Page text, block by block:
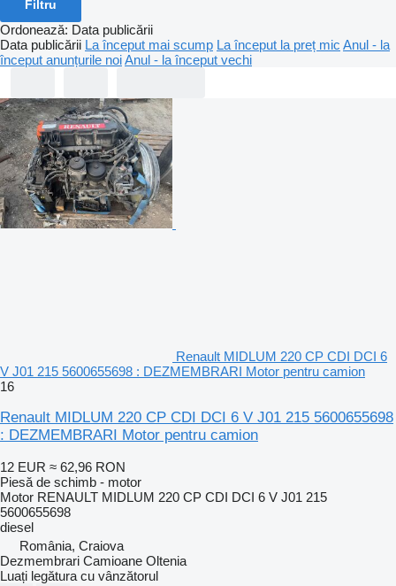
Filtru
Ordonează: Data publicării
Data publicării La început mai scump La început la preț mic Anul - la
început anunțurile noiAnul - la început vechi
Renault MIDLUM 220 CP CDI DCI 6
V J01 215 5600655698 : DEZMEMBRARI Motor pentru camion
16
Renault MIDLUM 220 CP CDI DCI 6 V J01 215 5600655698
: DEZMEMBRARI Motor pentru camion
12 EUR ≈ 62,96 RON
Piesă de schimb - motor
Motor RENAULT MIDLUM 220 CP CDI DCI 6 V J01 215
5600655698
diesel
România, Craiova
Dezmembrari Camioane Oltenia
Luați legătura cu vânzătorul